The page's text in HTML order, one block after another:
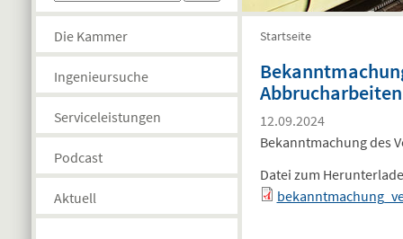
Die Kammer
Ingenieursuche
Serviceleistungen
Podcast
Aktuell
Sie sind hier
Startseite
Abbrucharbeiten
12.09.2024
Bekanntmachung des
Datei zum